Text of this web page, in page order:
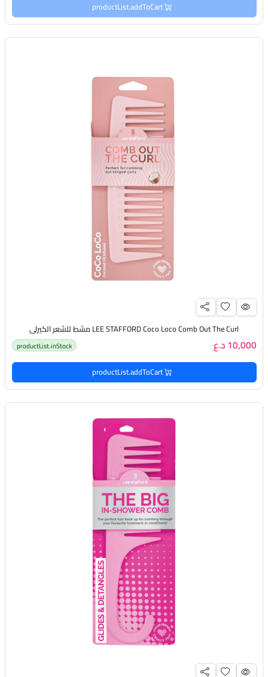
productList.addToCart
LEE STAFFORD Coco Loco Comb Out The Curl مشط للشعر الكيرلي
10,000 د.ع productList.inStock
productList.addToCart